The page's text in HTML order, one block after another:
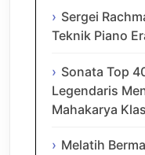
Sergei
Teknik Piano
Sonata Top
Legendaris
Mahakarya
Melatih